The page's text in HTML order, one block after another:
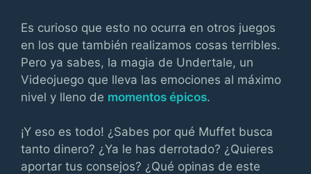
Es curioso que esto no ocurra en otros juegos
en los que también realizamos cosas terribles.
Pero ya sabes, la magia de Undertale, un
Videojuego que lleva las emociones al máximo
nivel y lleno de momentos épicos.
¡Y eso es todo! ¿Sabes por qué Muffet busca
tanto dinero? ¿Ya le has derrotado? ¿Quieres
aportar tus consejos? ¿Qué opinas de este